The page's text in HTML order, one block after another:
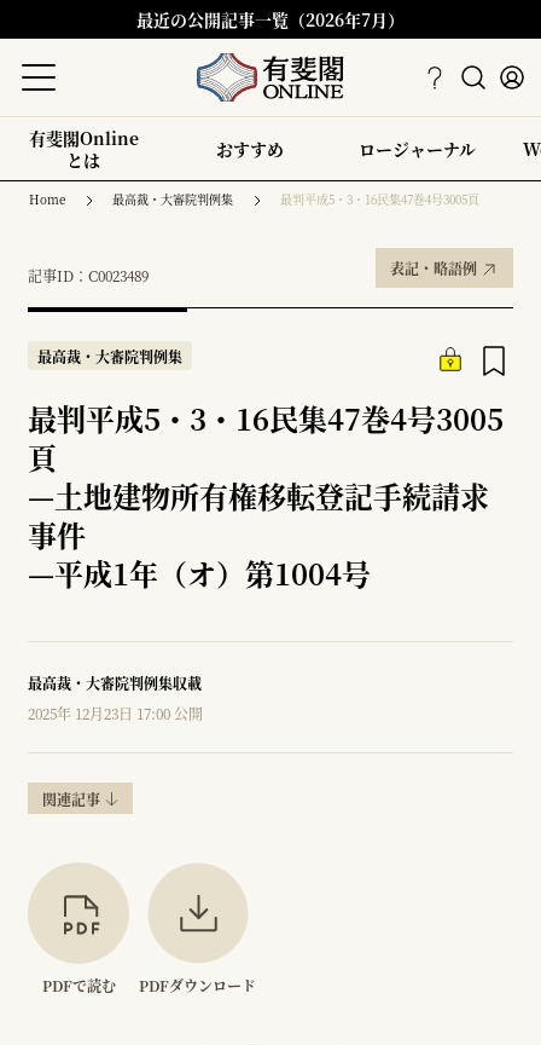
最近の公開記事一覧（2026年7月）
有斐閣Online
とは
おすすめ ロージャーナル
Home 最高裁・大審院判例集 最判平成5・3・16民集47巻4号3005頁
記事ID：C0023489 表記・略語例
最高裁・大審院判例集
最判平成5・3・16民集47巻4号3005
頁
—土地建物所有権移転登記手続請求
事件
—平成1年（オ）第1004号
最高裁・大審院判例集収載
2025年 12月23日 17:00 公開
関連記事
PDFで読む PDFダウンロード